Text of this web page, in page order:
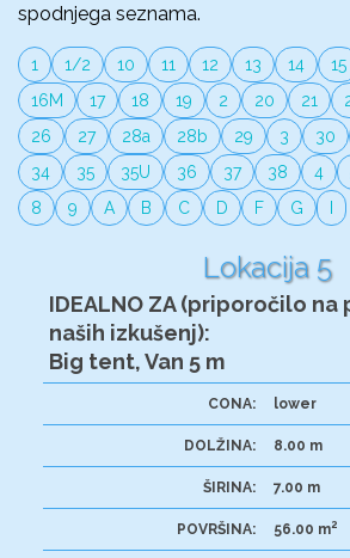
spodnjega seznama.
1 1/2 10 11 12 13 14 15
16M
17 18 19 2 20 21
26
27 28a 28b 29 3 30
34
35 35U 36 37 38 4
8
9 A B C D F G
Lokacija 5
IDEALNO ZA (priporočilo na
naših izkušenj):
Big tent, Van 5 m
CONA: lower
DOLŽINA: 8.00 m
ŠIRINA: 7.00 m
POVRŠINA: 56.00 m2